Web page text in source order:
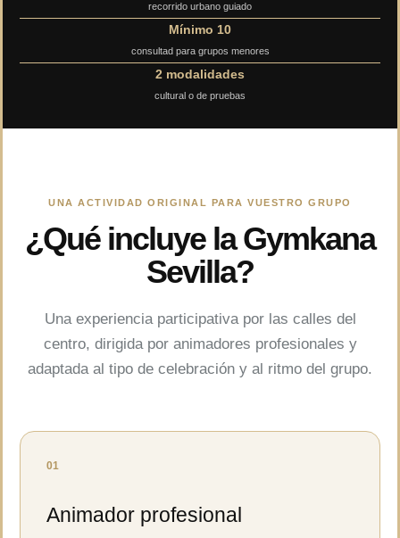
recorrido urbano guiado
Mínimo 10
consultad para grupos menores
2 modalidades
cultural o de pruebas
UNA ACTIVIDAD ORIGINAL PARA VUESTRO GRUPO
¿Qué incluye la Gymkana
Sevilla?
Una experiencia participativa por las calles del
centro, dirigida por animadores profesionales y
adaptada al tipo de celebración y al ritmo del grupo.
01
Animador profesional